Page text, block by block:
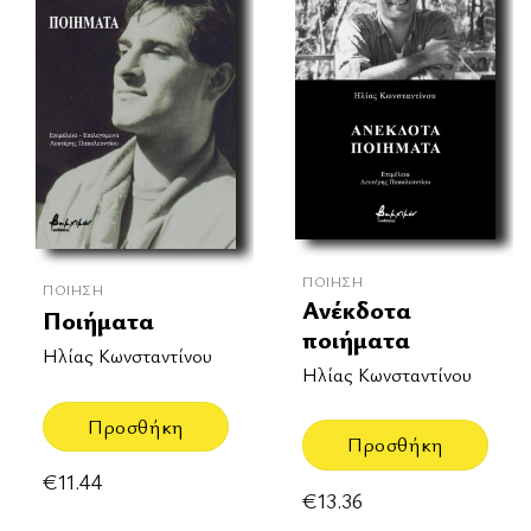
ΠΟΊΗΣΗ
Ποιήματα
Ηλίας Κωνσταντίνου
Προσθήκη
€11.44
ΠΟΊΗΣΗ
Ανέκδοτα
ποιήματα
Ηλίας Κωνσταντίνου
Προσθήκη
€13.36